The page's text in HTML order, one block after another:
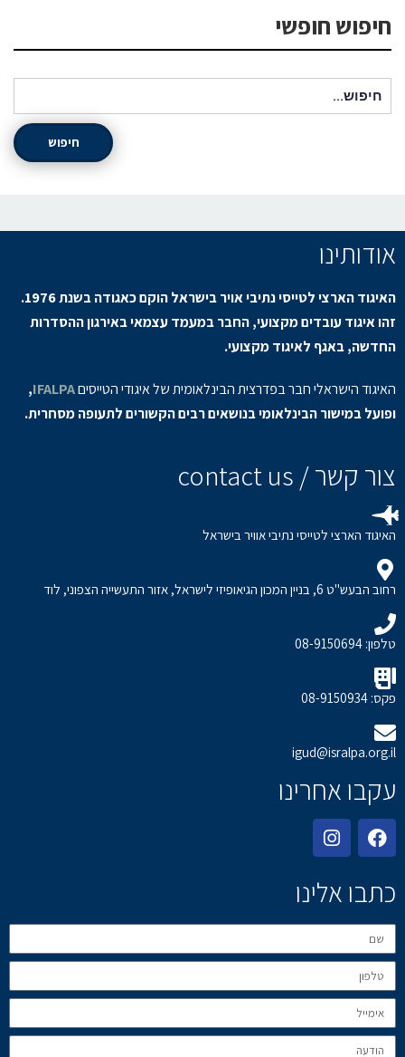
חיפוש חופשי
חיפוש
אודותינו
האיגוד הארצי לטייסי נתיבי אויר בישראל הוקם כאגודה בשנת 1976.
זהו איגוד עובדים מקצועי, החבר במעמד עצמאי באירגון ההסדרות
החדשה, באגף לאיגוד מקצועי.
האיגוד הישראלי חבר בפדרצית הבינלאומית של איגודי הטייסיםIFALPA
,
ופועל במישור הבינלאומי בנושאים רבים הקשורים לתעופה מסחרית.
צור קשר / contact us
האיגוד הארצי לטייסי נתיבי אוויר בישראל
רחוב הבעש"ט 6, בניין המכון הגיאופיזי לישראל, אזור התעשייה הצפוני, לוד
טלפון: 08-9150694
פקס: 08-9150934
igud@isralpa.org.il
עקבו אחרינו
כתבו אלינו